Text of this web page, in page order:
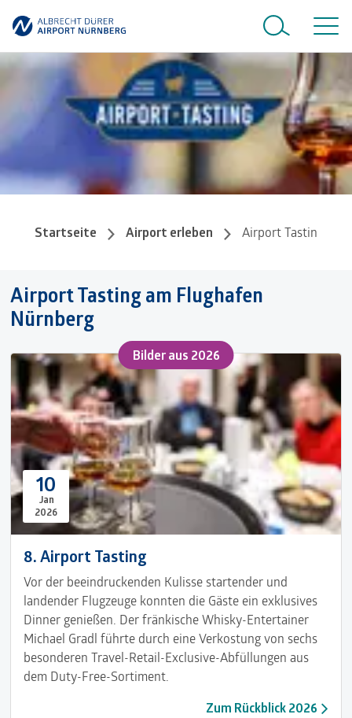
Startseite Airport erleben Airport Tasting
Airport Tasting am Flughafen
Nürnberg
Bilder ​aus 2026
10
Jan
2026
8. Airport Tasting
Vor der beeindruckenden Kulisse startender und
landender Flugzeuge konnten die Gäste ein exklusives
Dinner genießen. Der fränkische Whisky-Entertainer
Michael Gradl führte durch eine Verkostung von sechs
besonderen Travel-Retail-Exclusive-Abfüllungen aus
dem Duty-Free-Sortiment.
Zum Rückblick 2026